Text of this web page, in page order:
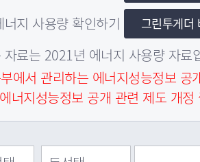
너지 사용량 확인하기 그린투게더
자료는 2021년 에너지 사용량 자료
에서 관리하는 에너지성능정보 공
너지성능정보 공개 관련 제도 개정